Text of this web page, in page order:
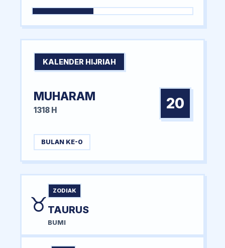
KALENDER HIJRIAH
MUHARAM
1318 H 20
BULAN KE-0
♉
ZODIAK
TAURUS
BUMI